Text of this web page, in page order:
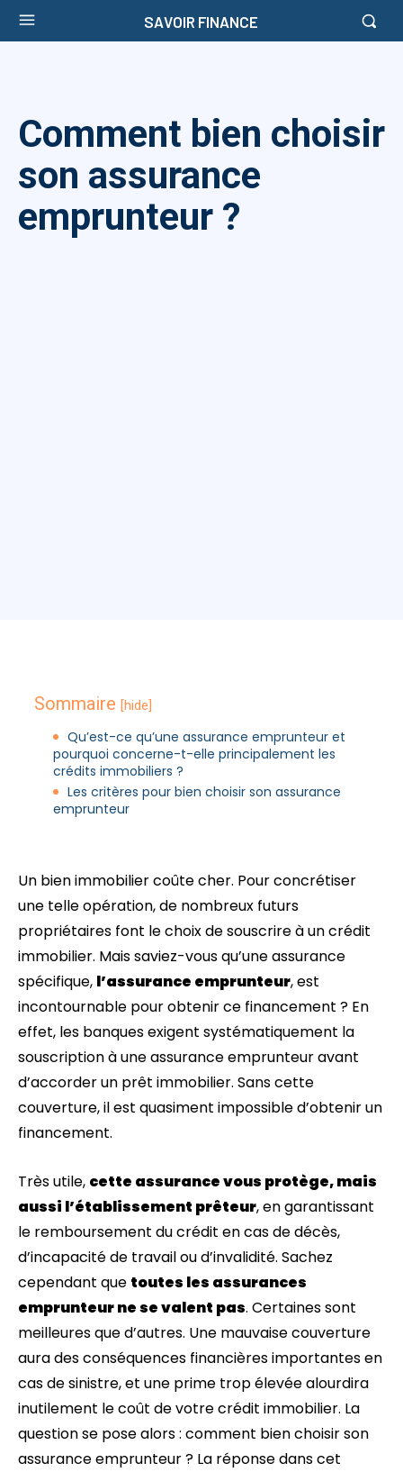
SAVOIR FINANCE
Comment bien choisir
son assurance
emprunteur ?
Sommaire [hide]
Qu’est-ce qu’une assurance emprunteur et
pourquoi concerne-t-elle principalement les
crédits immobiliers ?
Les critères pour bien choisir son assurance
emprunteur
Un bien immobilier coûte cher. Pour concrétiser
une telle opération, de nombreux futurs
propriétaires font le choix de souscrire à un crédit
immobilier. Mais saviez-vous qu’une assurance
spécifique, l’assurance emprunteur, est
incontournable pour obtenir ce financement ? En
effet, les banques exigent systématiquement la
souscription à une assurance emprunteur avant
d’accorder un prêt immobilier. Sans cette
couverture, il est quasiment impossible d’obtenir un
financement.
Très utile, cette assurance vous protège, mais
aussi l’établissement prêteur, en garantissant
le remboursement du crédit en cas de décès,
d’incapacité de travail ou d’invalidité. Sachez
cependant que toutes les assurances
emprunteur ne se valent pas. Certaines sont
meilleures que d’autres. Une mauvaise couverture
aura des conséquences financières importantes en
cas de sinistre, et une prime trop élevée alourdira
inutilement le coût de votre crédit immobilier. La
question se pose alors : comment bien choisir son
assurance emprunteur ? La réponse dans cet